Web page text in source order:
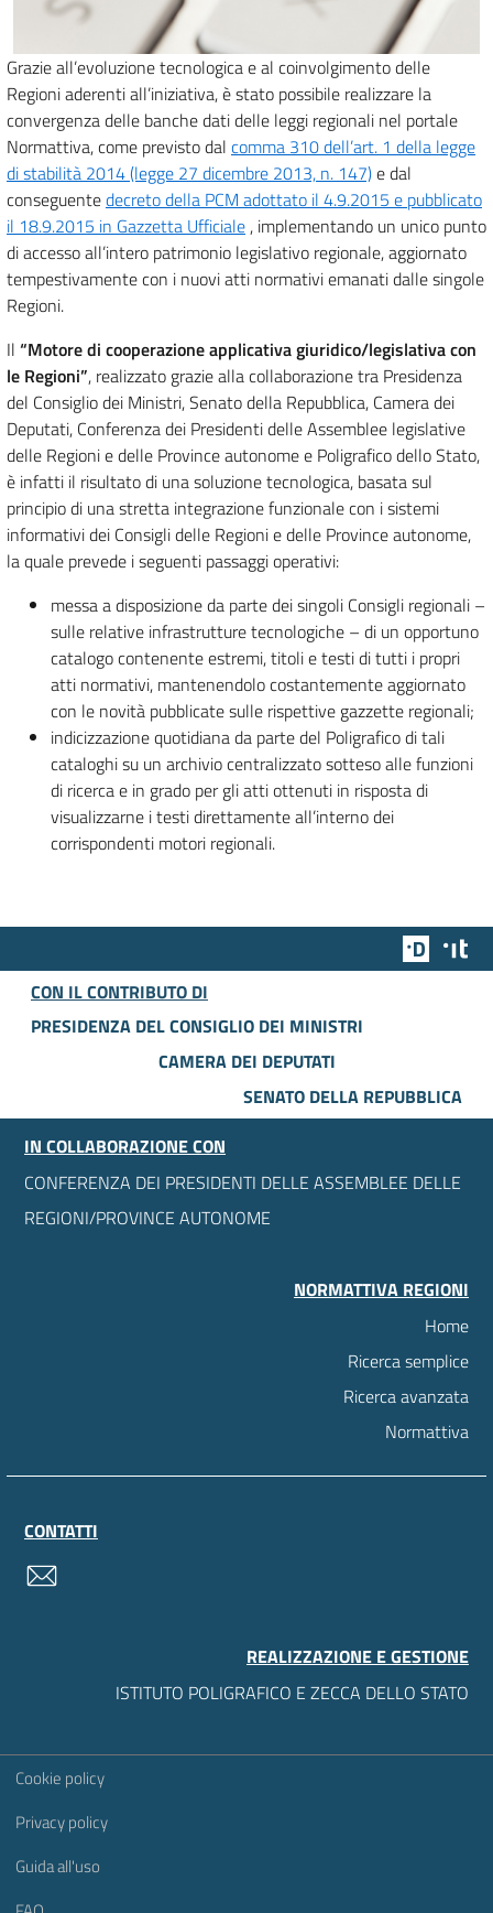
Grazie all’evoluzione tecnologica e al coinvolgimento delle
Regioni aderenti all’iniziativa, è stato possibile realizzare la
convergenza delle banche dati delle leggi regionali nel portale
Normattiva, come previsto dal comma 310 dell’art. 1 della legge
di stabilità 2014 (legge 27 dicembre 2013, n. 147)e dal
conseguentedecreto della PCM adottato il 4.9.2015 e pubblicato
il 18.9.2015 in Gazzetta Ufficiale , implementando un unico punto
di accesso all’intero patrimonio legislativo regionale, aggiornato
tempestivamente con i nuovi atti normativi emanati dalle singole
Regioni.
Il “Motore di cooperazione applicativa giuridico/legislativa con
le Regioni”, realizzato grazie alla collaborazione tra Presidenza
del Consiglio dei Ministri, Senato della Repubblica, Camera dei
Deputati, Conferenza dei Presidenti delle Assemblee legislative
delle Regioni e delle Province autonome e Poligrafico dello Stato,
è infatti il risultato di una soluzione tecnologica, basata sul
principio di una stretta integrazione funzionale con i sistemi
informativi dei Consigli delle Regioni e delle Province autonome,
la quale prevede i seguenti passaggi operativi:
messa a disposizione da parte dei singoli Consigli regionali –
sulle relative infrastrutture tecnologiche – di un opportuno
catalogo contenente estremi, titoli e testi di tutti i propri
atti normativi, mantenendolo costantemente aggiornato
con le novità pubblicate sulle rispettive gazzette regionali;
indicizzazione quotidiana da parte del Poligrafico di tali
cataloghi su un archivio centralizzato sotteso alle funzioni
di ricerca e in grado per gli atti ottenuti in risposta di
visualizzarne i testi direttamente all’interno dei
corrispondenti motori regionali.
Team
CON IL CONTRIBUTO DI
PRESIDENZA DEL CONSIGLIO DEI MINISTRI
CAMERA DEI DEPUTATI
SENATO DELLA REPUBBLICA
IN COLLABORAZIONE CON
CONFERENZA DEI PRESIDENTI DELLE ASSEMBLEE DELLE
REGIONI/PROVINCE AUTONOME
NORMATTIVA REGIONI
Home
Ricerca semplice
Ricerca avanzata
Normattiva
CONTATTI
REALIZZAZIONE E GESTIONE
ISTITUTO POLIGRAFICO E ZECCA DELLO STATO
Sezione Link Utili
Cookie policy
Privacy policy
Guida all'uso